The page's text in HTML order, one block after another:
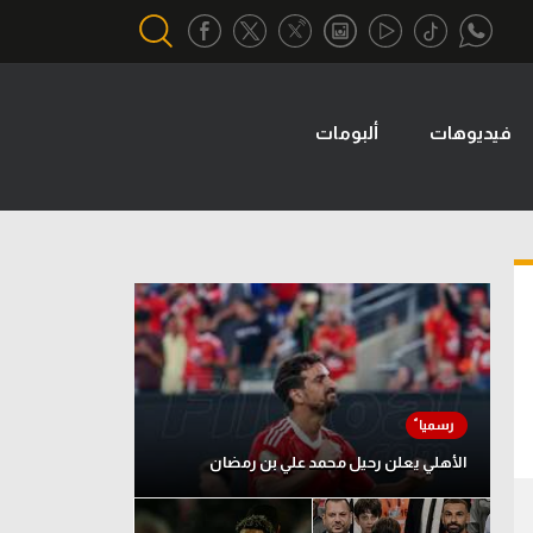
تحقيق في الجول
تقرير في الجول
تحليل في الجول
حكايات في الجول
كويز في الجول
فيديو في الجول
فيديوهات ألبومات
الأهلي يعلن رحيل محمد علي بن رمضان